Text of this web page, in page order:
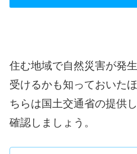
住む地域で自然災害が発
受けるかも知っておいた
ちらは国土交通省の提供
確認しましょう。